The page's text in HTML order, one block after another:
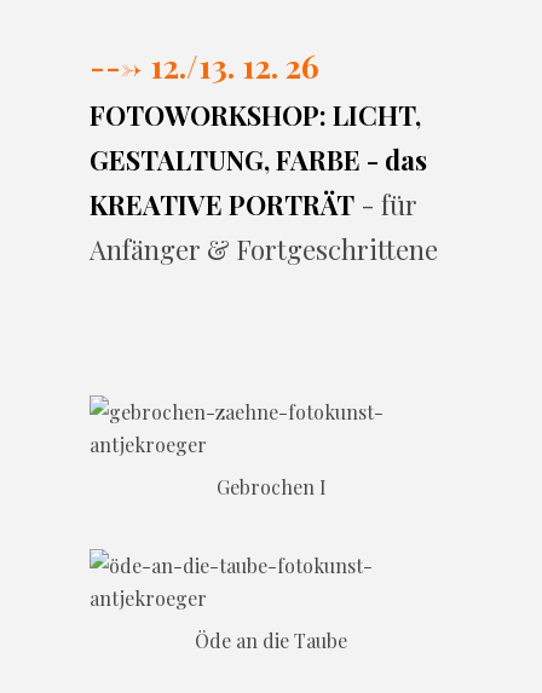
---> 12./13. 12. 26
FOTOWORKSHOP: LICHT,
GESTALTUNG, FARBE - das
KREATIVE PORTRÄT - für
Anfänger & Fortgeschrittene
Gebrochen I
Öde an die Taube